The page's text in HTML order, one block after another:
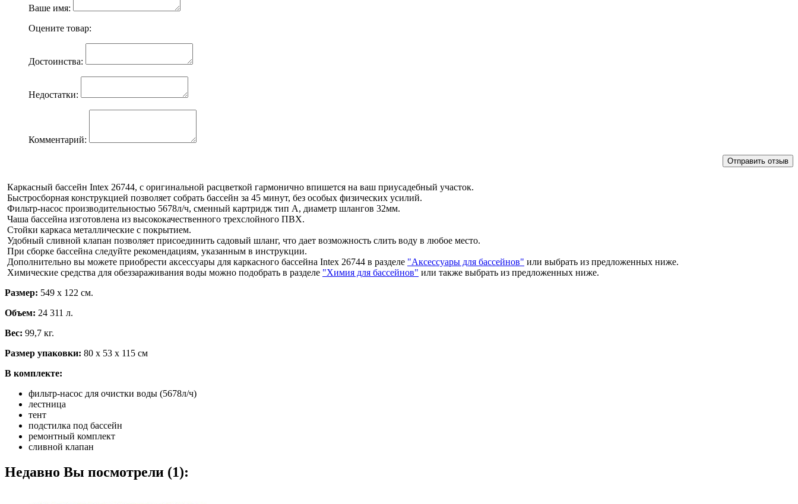
Ваше имя:
Оцените товар:
Достоинства:
Недостатки:
Комментарий:
Каркасный бассейн Intex 26744, с оригинальной расцветкой гармонично впишется на ваш приусадебный участок.
Быстросборная конструкцией позволяет собрать бассейн за 45 минут, без особых физических усилий.
Фильтр-насос производительностью 5678л/ч, сменный картридж тип А, диаметр шлангов 32мм.
Чаша бассейна изготовлена из высококачественного трехслойного ПВХ.
Стойки каркаса металлические с покрытием.
Удобный сливной клапан позволяет присоединить садовый шланг, что дает возможность слить воду в любое место.
При сборке бассейна следуйте рекомендациям, указанным в инструкции.
Дополнительно вы можете приобрести аксессуары для каркасного бассейна Intex 26744 в разделе "Аксессуары для бассейнов" или выбрать из предложенных ниже.
Химические средства для обеззараживания воды можно подобрать в разделе "Химия для бассейнов" или также выбрать из предложенных ниже.
Размер: 549 х 122 см.
Объем: 24 311 л.
Вес: 99,7 кг.
Размер упаковки: 80 х 53 х 115 см
В комплекте:
фильтр-насос для очистки воды (5678л/ч)
лестница
тент
подстилка под бассейн
ремонтный комплект
сливной клапан
Недавно Вы посмотрели (1):